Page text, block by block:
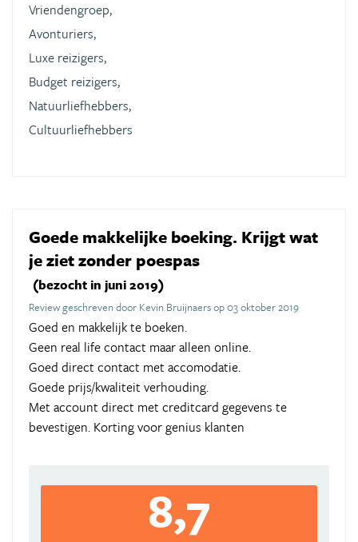
Vriendengroep,
Avonturiers,
Luxe reizigers,
Budget reizigers,
Natuurliefhebbers,
Cultuurliefhebbers
Goede makkelijke boeking. Krijgt wat
je ziet zonder poespas
(bezocht in juni 2019)
Review geschreven door Kevin Bruijnaers op 03 oktober 2019
Goed en makkelijk te boeken.
Geen real life contact maar alleen online.
Goed direct contact met accomodatie.
Goede prijs/kwaliteit verhouding.
Met account direct met creditcard gegevens te
bevestigen. Korting voor genius klanten
8,7